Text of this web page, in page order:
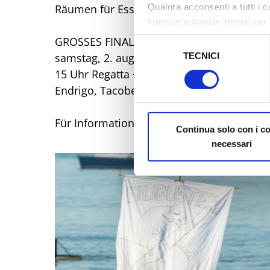
Qualora acconsenti a tutti i
fornisce garanzie idonee
sicurezza a Tutela dei
del
TECNICI
Continua solo con i
necessari
Räumen für Essen & Trinken und
GROSSES FINALE
samstag, 2. august
15 Uhr Regatta + Strandparty am Kinky
Endrigo, Tacobellas, Muna, FrancisP.
Für Informationen: